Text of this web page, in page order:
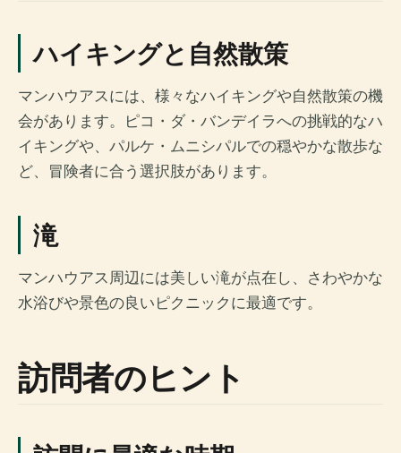
ハイキングと自然散策
マンハウアスには、様々なハイキングや自然散策の機
会があります。ピコ・ダ・バンデイラへの挑戦的なハ
イキングや、パルケ・ムニシパルでの穏やかな散歩な
ど、冒険者に合う選択肢があります。
滝
マンハウアス周辺には美しい滝が点在し、さわやかな
水浴びや景色の良いピクニックに最適です。
訪問者のヒント